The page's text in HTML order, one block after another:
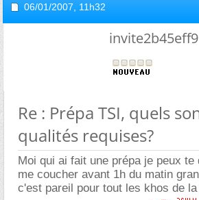
06/01/2007, 11h32
invite2b45eff9
Re : Prépa TSI, quels
qualités requises?
Moi qui ai fait une prépa je peux te
me coucher avant 1h du matin
c'est pareil pour tout les khos de